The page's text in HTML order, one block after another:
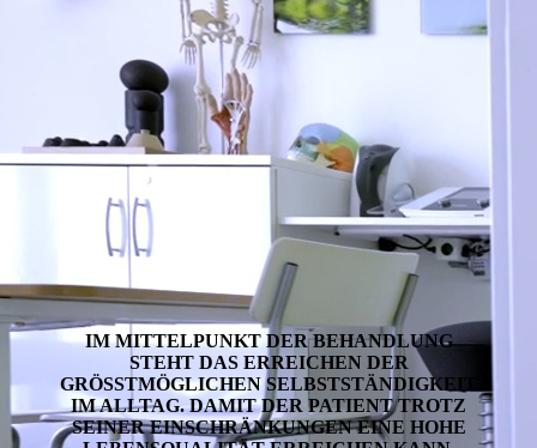
IM MITTELPUNKT DER BEHANDLUNG
STEHT DAS ERREICHEN DER
GRÖSSTMÖGLICHEN SELBST­STÄNDIG­KEIT
IM ALLTAG. DAMIT DER PATIENT TROTZ
SEINER EINSCHRÄNKUNGEN EINE HOHE